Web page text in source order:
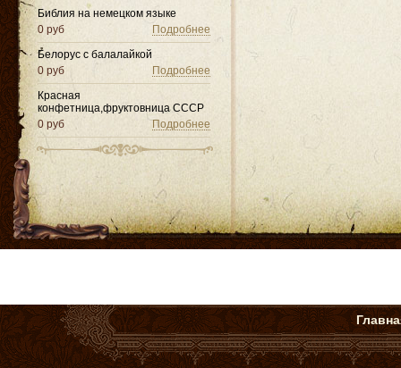
Библия на немецком языке
Подробнее
0 руб
Белорус с балалайкой
Подробнее
0 руб
Красная
конфетница,фруктовница СССР
Подробнее
0 руб